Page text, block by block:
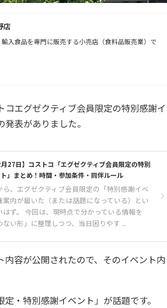
店
入食品を専門に販売する小売店（食料品販売業）で
エグゼクティブ会員限定の特別感謝イ
表がありました。
月27日】コストコ「エグゼクティブ会員限定の特別
」まとめ！時間・参加条件・同伴ルール
ら、エグゼクティブ会員限定の「特別感謝イベ
案内が届いた（または話題になっている）とい
はず。 今回は、現時点で分かっている情報を
ない形」に整理しつつ、当日困りやす ...
容が公開されたので、そのイベント内
・特別感謝イベント」が話題です。